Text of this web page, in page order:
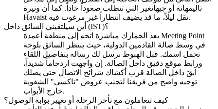
تاليمهانة أو جيهانغير التي تتطلب صعوداً حاداً. كما أن وتيرة
Havaist تقل ليلاً، ما قد يضيف انتظاراً غير مرغوب فيه.
أين سيلتقيني السائق داخل (IST)؟
بعد الجمارك مباشرة اتجه إلى منطقة أعمدة Meeting Point
في وسط صالة القادمين الدولية، حيث ينتظر السائق بلوحة
تحمل اسمك. قبل الهبوط نرسل لك رسالة بتفاصيل اللقاء
ورابط موقع دقيق داخل الصالة. إن واجهت ازدحاماً شديداً،
ابقَ داخل الصالة قرب أكشاك شرائح الاتصال حتى يصلك
توجيه واضح من فريقنا لتجنب عروض "تاكسي" الشفوية
خارج الأبواب.
كيف تتعاملون مع تأخر الرحلة أو تغيير بوابة الوصول؟